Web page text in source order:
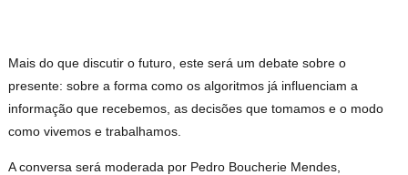
Mais do que discutir o futuro, este será um debate sobre o
presente: sobre a forma como os algoritmos já influenciam a
informação que recebemos, as decisões que tomamos e o modo
como vivemos e trabalhamos.
A conversa será moderada por Pedro Boucherie Mendes,